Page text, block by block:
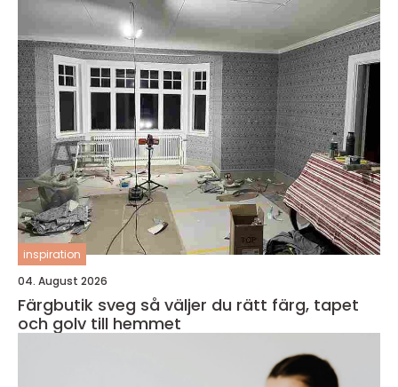
inspiration
04. August 2026
Färgbutik sveg så väljer du rätt färg, tapet
och golv till hemmet